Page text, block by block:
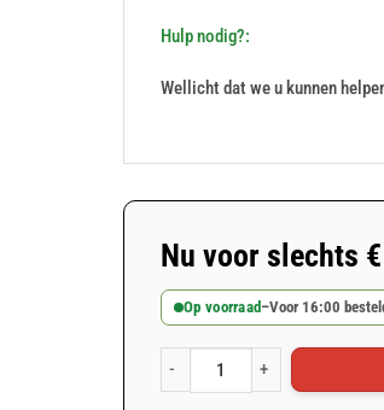
Hulp nodig?:
Wellicht dat we u kunnen
Nu voor slechts €
Op voorraad –Voor 16:00
Wit afdekzeil 10x12m 100gr/m²